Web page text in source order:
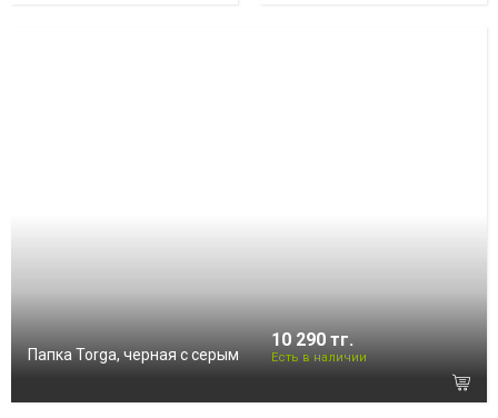
Папка Torga, черная с серым
10 290 тг.
Есть в наличии